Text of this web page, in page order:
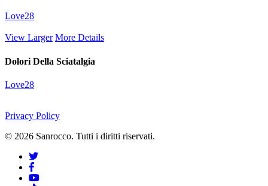
Love28
View Larger More Details
Dolori Della Sciatalgia
Love28
Privacy Policy
© 2026 Sanrocco. Tutti i diritti riservati.